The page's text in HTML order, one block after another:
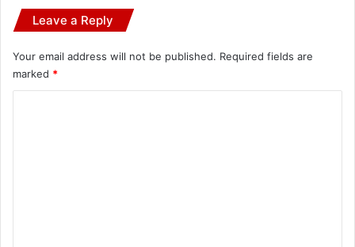
Leave a Reply
Your email address will not be published. Required fields are
marked *